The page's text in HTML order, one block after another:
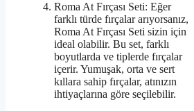
Roma At Fırçası Seti: Eğer
farklı türde fırçalar arıyorsanız,
Roma At Fırçası Seti sizin için
ideal olabilir. Bu set, farklı
boyutlarda ve tiplerde fırçalar
içerir. Yumuşak, orta ve sert
kıllara sahip fırçalar, atınızın
ihtiyaçlarına göre seçilebilir.